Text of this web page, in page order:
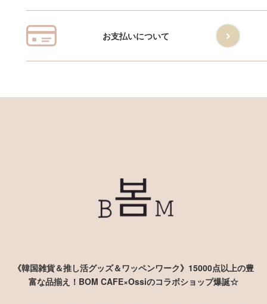
お支払いについて
《韓国雑貨＆推し活グッズ＆ワッペンワーク》15000点以上の豊
富な品揃え！BOM CAFE×Ossiのコラボショップ爆誕☆